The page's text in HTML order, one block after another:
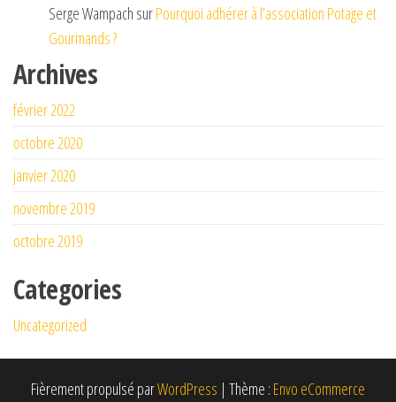
Serge Wampach surPourquoi adhérer à l’association Potage et
Gourmands ?
Archives
février 2022
octobre 2020
janvier 2020
novembre 2019
octobre 2019
Categories
Uncategorized
Fièrement propulsé parWordPress | Thème : Envo eCommerce